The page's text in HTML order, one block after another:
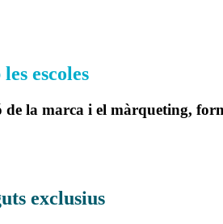
escoles
de la marca i el màrqueting,
exclusius